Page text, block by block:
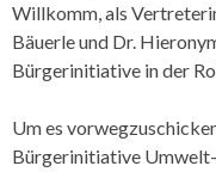
Willkomm, als
Bäuerle und Dr.
Bürgerinitiative in der
Um es
Bürgerinitiative